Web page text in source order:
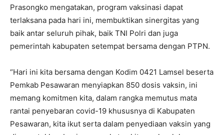
Prasongko mengatakan, program vaksinasi dapat
terlaksana pada hari ini, membuktikan sinergitas yang
baik antar seluruh pihak, baik TNI Polri dan juga
pemerintah kabupaten setempat bersama dengan PTPN.
“Hari ini kita bersama dengan Kodim 0421 Lamsel beserta
Pemkab Pesawaran menyiapkan 850 dosis vaksin, ini
memang komitmen kita, dalam rangka memutus mata
rantai penyebaran covid-19 khususnya di Kabupaten
Pesawaran, kita ikut serta dalam penyediaan vaksin yang